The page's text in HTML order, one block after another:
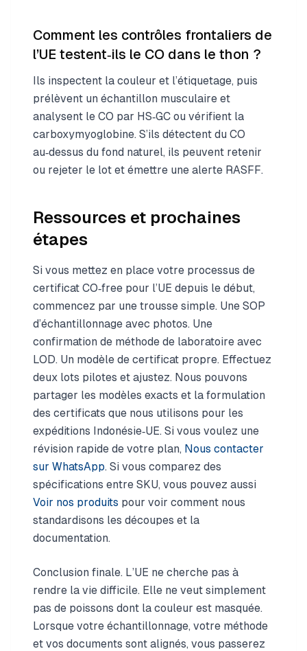
Comment les contrôles frontaliers de
l’UE testent‑ils le CO dans le thon ?
Ils inspectent la couleur et l’étiquetage, puis
prélèvent un échantillon musculaire et
analysent le CO par HS‑GC ou vérifient la
carboxymyoglobine. S’ils détectent du CO
au‑dessus du fond naturel, ils peuvent retenir
ou rejeter le lot et émettre une alerte RASFF.
Ressources et prochaines
étapes
Si vous mettez en place votre processus de
certificat CO‑free pour l’UE depuis le début,
commencez par une trousse simple. Une SOP
d’échantillonnage avec photos. Une
confirmation de méthode de laboratoire avec
LOD. Un modèle de certificat propre. Effectuez
deux lots pilotes et ajustez. Nous pouvons
partager les modèles exacts et la formulation
des certificats que nous utilisons pour les
expéditions Indonésie‑UE. Si vous voulez une
révision rapide de votre plan, Nous contacter
sur WhatsApp. Si vous comparez des
spécifications entre SKU, vous pouvez aussi
Voir nos produits pour voir comment nous
standardisons les découpes et la
documentation.
Conclusion finale. L’UE ne cherche pas à
rendre la vie difficile. Elle ne veut simplement
pas de poissons dont la couleur est masquée.
Lorsque votre échantillonnage, votre méthode
et vos documents sont alignés, vous passerez